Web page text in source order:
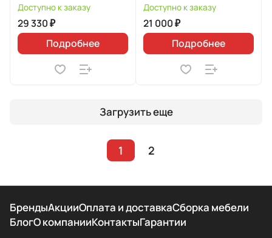
Доступно к заказу
29 330 ₽
Подробнее
Доступно к заказу
21 000 ₽
Подробнее
Загрузить еще
1 2
БрендыАкцииОплата и доставкаСборка мебели
БлогО компанииКонтактыГарантии